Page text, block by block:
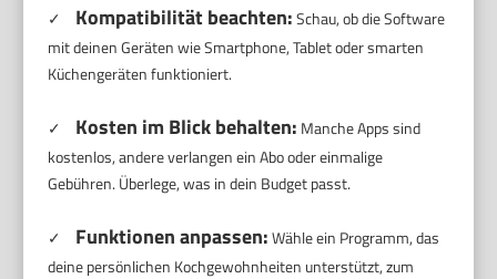
✓ Kompatibilität beachten:Schau, ob die Software
mit deinen Geräten wie Smartphone, Tablet oder smarten
Küchengeräten funktioniert.
✓ Kosten im Blick behalten: Manche Apps sind
kostenlos, andere verlangen ein Abo oder einmalige
Gebühren. Überlege, was in dein Budget passt.
✓ Funktionen anpassen:Wähle ein Programm, das
deine persönlichen Kochgewohnheiten unterstützt, zum